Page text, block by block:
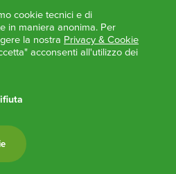
delle istituzioni”
TRACCIA LA
– Un’occasione da cogliere
incontro del Pd a
cookie tecnici e di
in maniera anonima. Per
la nostra Privacy & Cookie
acconsenti all'utilizzo dei